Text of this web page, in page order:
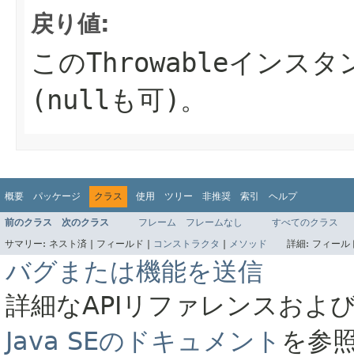
戻り値:
このThrowableインスタ
( null も可)。
概要 パッケージ クラス 使用 ツリー 非推奨 索引 ヘルプ
前のクラス 次のクラス フレーム フレームなし
すべてのクラス
サマリー: ネスト済 | フィールド | コンストラクタ メソッド 詳細: フィー
バグまたは機能を送信
詳細なAPIリファレンスおよ
Java SEのドキュメント を参